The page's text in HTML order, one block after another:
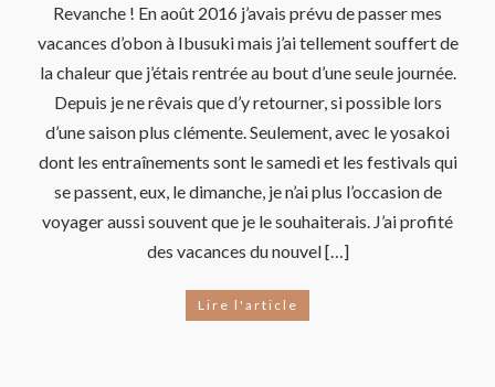
Revanche ! En août 2016 j’avais prévu de passer mes
vacances d’obon à Ibusuki mais j’ai tellement souffert de
la chaleur que j’étais rentrée au bout d’une seule journée.
Depuis je ne rêvais que d’y retourner, si possible lors
d’une saison plus clémente. Seulement, avec le yosakoi
dont les entraînements sont le samedi et les festivals qui
se passent, eux, le dimanche, je n’ai plus l’occasion de
voyager aussi souvent que je le souhaiterais. J’ai profité
des vacances du nouvel […]
Lire l'article